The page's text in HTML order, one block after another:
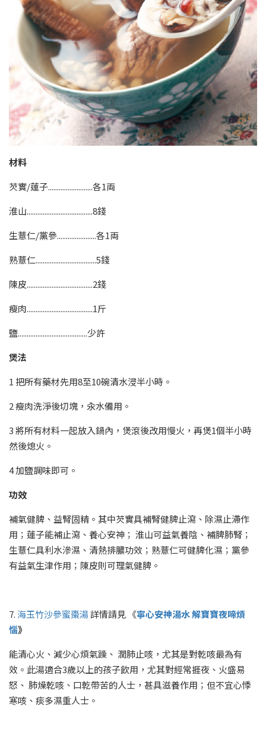
材料
芡實/蓮子.........................各1両
淮山.....................................8錢
生薏仁/黨參......................各1両
熟薏仁..................................5錢
陳皮.....................................2錢
瘦肉.....................................1斤
鹽.......................................少許
煲法
1 把所有藥材先用8至10碗清水浸半小時。
2 瘦肉洗淨後切塊，汆水備用。
3 將所有材料一起放入鍋內，煲滾後改用慢火，再煲1個半小時
然後熄火。
4 加鹽調味即可。
功效
補氣健脾、益腎固精。其中芡實具補腎健脾止瀉、除濕止滯作
用；蓮子能補止瀉、養心安神； 淮山可益氣養陰、補脾肺腎；
生薏仁具利水滲濕、清熱排膿功效；熟薏仁可健脾化濕；黨參
有益氣生津作用；陳皮則可理氣健脾。
7. 海玉竹沙參蜜棗湯詳情請見 《寧心安神湯水解寶寶夜啼煩
惱》
能清心火、減少心煩氣躁、 潤肺止咳，尤其是對乾咳最為有
效。此湯適合3歲以上的孩子飲用，尤其對經常捱夜、火盛易
怒、 肺燥乾咳、口乾帶苦的人士，甚具滋養作用；但不宜心悸
寒咳、痰多濕重人士。